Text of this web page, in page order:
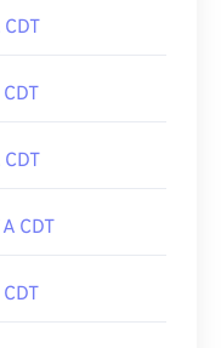
CDT
CDT
CDT